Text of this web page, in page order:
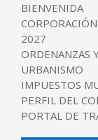
BIENVENIDA
2027
ORDENANZAS
URBANISMO
IMPUESTOS
PERFIL DEL
PORTAL DE